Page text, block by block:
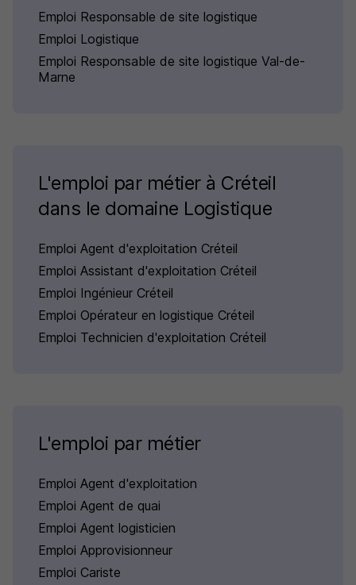
Emploi Responsable de site logistique
Emploi Logistique
Emploi Responsable de site logistique Val-de-
Marne
L'emploi par métier à Créteil
dans le domaine Logistique
Emploi Agent d'exploitation Créteil
Emploi Assistant d'exploitation Créteil
Emploi Ingénieur Créteil
Emploi Opérateur en logistique Créteil
Emploi Technicien d'exploitation Créteil
L'emploi par métier
Emploi Agent d'exploitation
Emploi Agent de quai
Emploi Agent logisticien
Emploi Approvisionneur
Emploi Cariste